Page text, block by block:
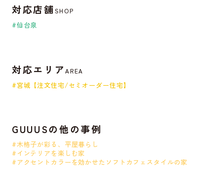
対応店舗SHOP
#仙台泉
対応エリアAREA
#宮城【注文住宅/セミオーダー住宅】
GUUUSの他の事例
#木格子が彩る、平屋暮らし
#インテリアを楽しむ家
#アクセントカラーを効かせたソフトカフェスタイルの家